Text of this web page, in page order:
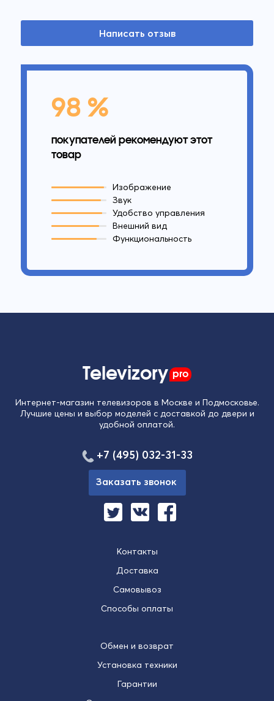
Написать отзыв
98 %
покупателей рекомендуют этот
товар
Изображение
Звук
Удобство управления
Внешний вид
Функциональность
Televizory pro
Интернет-магазин телевизоров в Москве и Подмосковье.
Лучшие цены и выбор моделей с доставкой до двери и
удобной оплатой.
Контакты
Доставка
Самовывоз
Способы оплаты
Обмен и возврат
Установка техники
Гарантии
+7 (495) 032-31-33
Заказать звонок